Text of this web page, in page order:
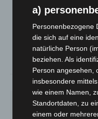
LANGENHAGEN
78%
DO.
29°
FR.
24°
a)
Personenbezogene
die sich auf eine
natürliche Person
beziehen. Als
Person angesehen,
insbesondere
wie einem Namen,
Standortdaten, zu
einem oder